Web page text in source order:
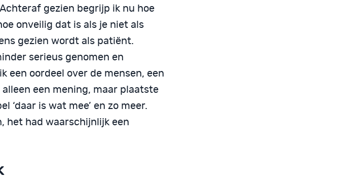
gezien begrijp ik nu hoe
onveilig dat is als je niet als
gezien wordt als patiënt.
serieus genomen en
een oordeel over de mensen, een
een mening, maar plaatste
‘daar is wat mee’ en zo meer.
het had waarschijnlijk een